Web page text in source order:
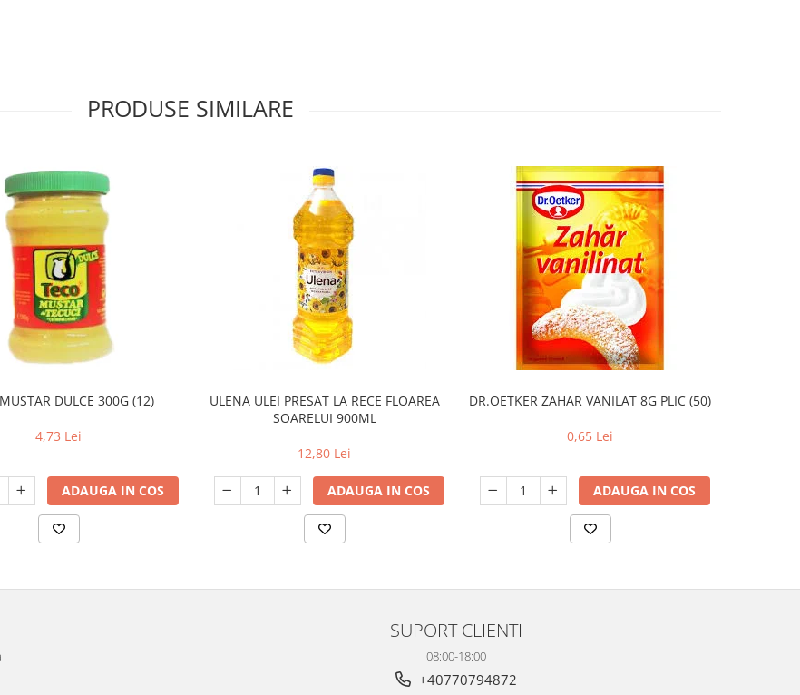
PRODUSE SIMILARE
DULCE 300G (12)
4,73 Lei
ADAUGA IN COS
ULENA ULEI PRESAT LA RECE FLOAREA
SOARELUI 900ML
12,80 Lei
ADAUGA IN COS
DR.OETKER ZAHAR VANILAT 8G PLIC (50)
0,65 Lei
ADAUGA IN COS
SUPORT CLIENTI
08:00-18:00
+40770794872